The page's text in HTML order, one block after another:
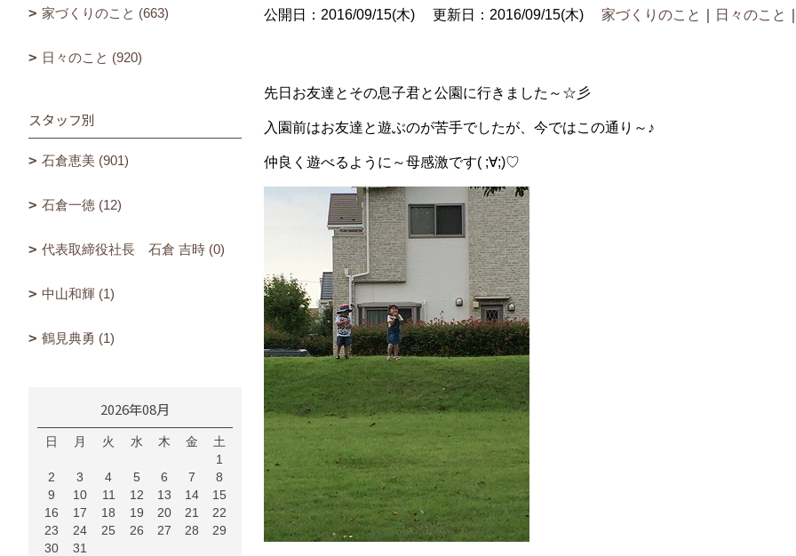
公開日：2016/09/15(木) 更新日：2016/09/15(木) 家づくりのこと 日々のこと
先日お友達とその息子君と公園に行きました～☆彡
入園前はお友達と遊ぶのが苦手でしたが、今ではこの通り～♪
仲良く遊べるように～母感激です( ;∀;)♡
家づくりのこと (663)
日々のこと (920)
スタッフ別
石倉恵美 (901)
石倉一徳 (12)
代表取締役社長 石倉 吉時 (0)
中山和輝 (1)
鶴見典勇 (1)
2026年08月
日 月 火 水 木 金
土
1
2
3 4 5 6 7
8
9
10 11 12 13 14
15
16
17 18 19 20 21
22
23
24 25 26 27 28
29
30
31